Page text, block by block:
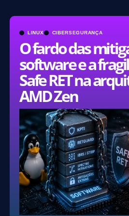
LINUX CIBERSEGURANÇA
O fardo das
software e a
Safe RET na
AMD Zen